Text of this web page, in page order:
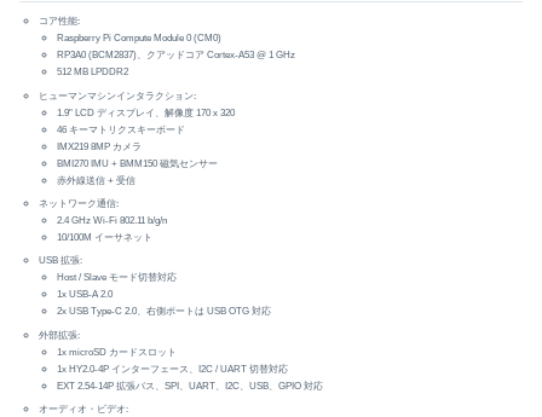
コア性能:
Raspberry Pi Compute Module 0 (CM0)
RP3A0 (BCM2837)、クアッドコア Cortex-A53 @ 1 GHz
512 MB LPDDR2
ヒューマンマシンインタラクション:
1.9" LCD ディスプレイ、解像度 170 x 320
46 キーマトリクスキーボード
IMX219 8MP カメラ
BMI270 IMU + BMM150 磁気センサー
赤外線送信 + 受信
ネットワーク通信:
2.4 GHz Wi-Fi 802.11 b/g/n
10/100M イーサネット
USB 拡張:
Host / Slave モード切替対応
1x USB-A 2.0
2x USB Type-C 2.0、右側ポートは USB OTG 対応
外部拡張:
1x microSD カードスロット
1x HY2.0-4P インターフェース、I2C / UART 切替対応
EXT 2.54-14P 拡張バス、SPI、UART、I2C、USB、GPIO 対応
オーディオ・ビデオ: